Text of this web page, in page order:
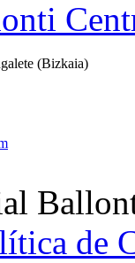
(Bizkaia)
de